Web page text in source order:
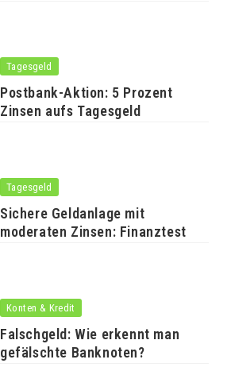
Tagesgeld
Postbank-Aktion: 5 Prozent
Zinsen aufs Tagesgeld
Tagesgeld
Sichere Geldanlage mit
moderaten Zinsen: Finanztest
Konten & Kredit
Falschgeld: Wie erkennt man
gefälschte Banknoten?